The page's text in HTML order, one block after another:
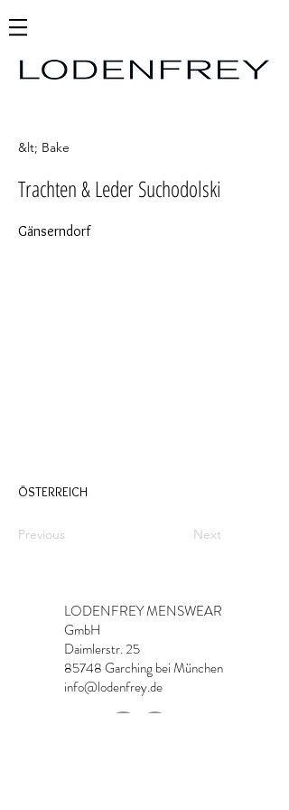
&lt; Bake
Trachten & Leder Suchodolski
Gänserndorf
ÖSTERREICH
Previous Next
LODENFREY MENSWEAR
GmbH
Daimlerstr. 25
85748 Garching bei München
info@lodenfrey.de